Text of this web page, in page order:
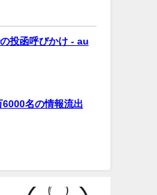
投函呼びかけ - au
6000名の情報流出